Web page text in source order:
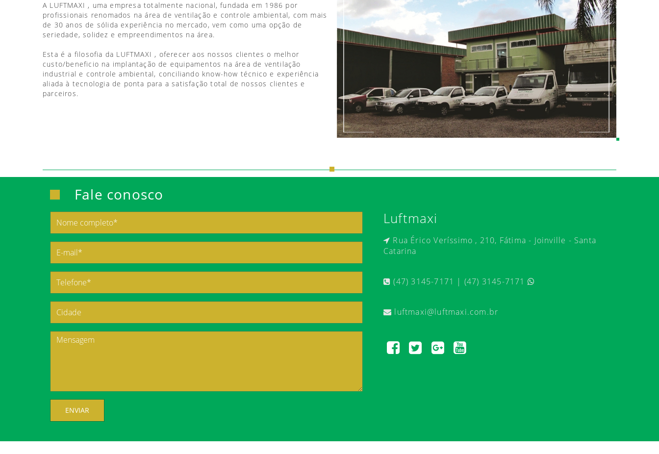
A LUFTMAXI , uma empresa totalmente nacional, fundada em 1986 por
profissionais renomados na área de ventilação e controle ambiental, com mais
de 30 anos de sólida experiência no mercado, vem como uma opção de
seriedade, solidez e empreendimentos na área.
Esta é a filosofia da LUFTMAXI , oferecer aos nossos clientes o melhor
custo/beneficio na implantação de equipamentos na área de ventilação
industrial e controle ambiental, conciliando know-how técnico e experiência
aliada à tecnologia de ponta para a satisfação total de nossos clientes e
parceiros.
Fale conosco
ENVIAR
Luftmaxi
Rua Érico Veríssimo , 210, Fátima - Joinville - Santa
Catarina
(47) 3145-7171 | (47) 3145-7171
luftmaxi@luftmaxi.com.br